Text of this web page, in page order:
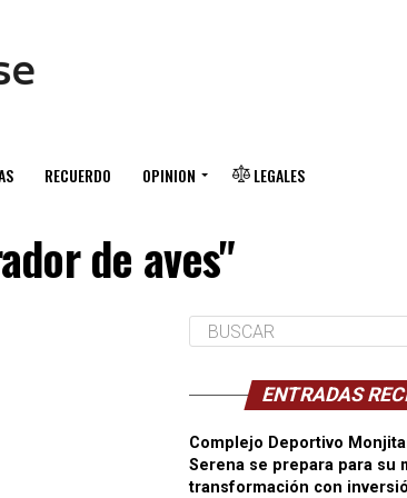
RECUERDO OPINION LEGALES
de aves"
ENTRADAS
Complejo Deportivo
Serena se prepara para su
transformación con